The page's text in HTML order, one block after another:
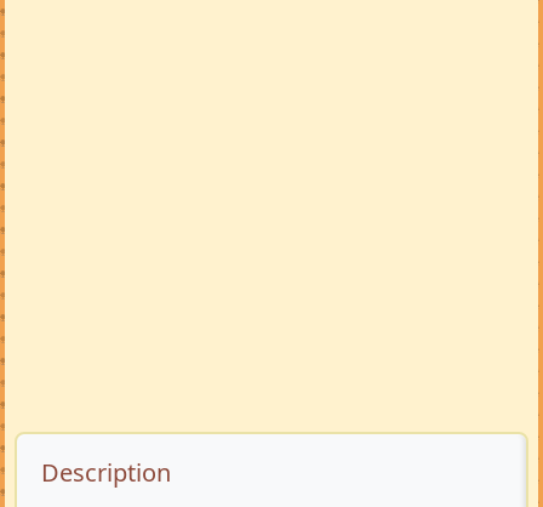
Description de l’annonce
Description